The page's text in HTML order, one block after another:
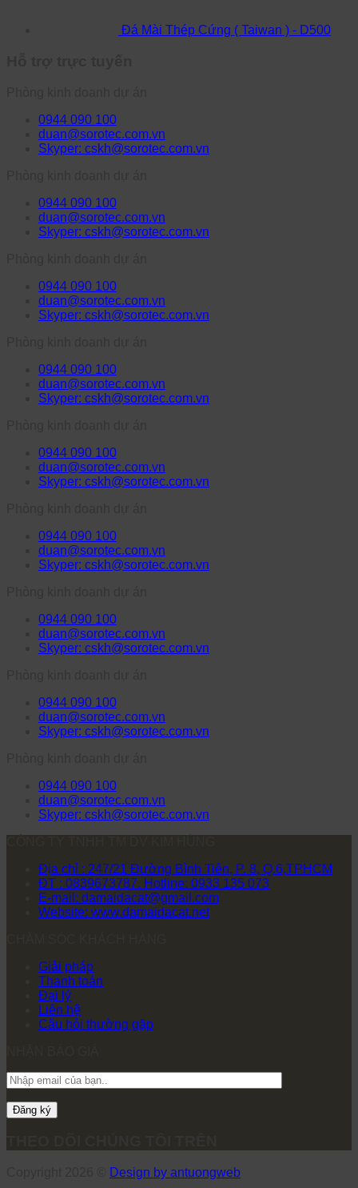
Đá Mài Thép Cứng ( Taiwan ) - D500
0944 090 100
duan@sorotec.com.vn
Skyper: cskh@sorotec.com.vn
0944 090 100
duan@sorotec.com.vn
Skyper: cskh@sorotec.com.vn
0944 090 100
duan@sorotec.com.vn
Skyper: cskh@sorotec.com.vn
0944 090 100
duan@sorotec.com.vn
Skyper: cskh@sorotec.com.vn
0944 090 100
duan@sorotec.com.vn
Skyper: cskh@sorotec.com.vn
0944 090 100
duan@sorotec.com.vn
Skyper: cskh@sorotec.com.vn
0944 090 100
duan@sorotec.com.vn
Skyper: cskh@sorotec.com.vn
0944 090 100
duan@sorotec.com.vn
Skyper: cskh@sorotec.com.vn
0944 090 100
duan@sorotec.com.vn
Skyper: cskh@sorotec.com.vn
Địa chỉ : 247/21 Đường Bình Tiên, P. 8, Q.6,TPHCM
ĐT : 0839673787. Hotline: 0933 135 073
E-mail: damaidacat@gmail.com
Website: www.damaidacat.net
Giải pháp
Thanh toán
Đại lý
Liên hệ
Câu hỏi thường gặp
Design by antuongweb